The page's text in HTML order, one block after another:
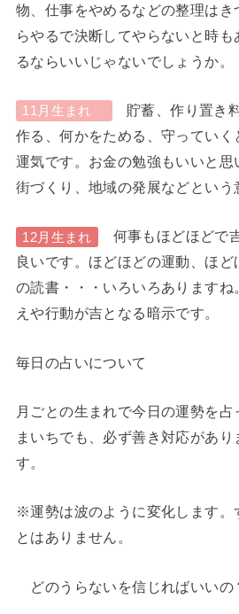
物、仕事をやめるなどの整理は
らやるで決断してやらないと時
るならいいじゃないでしょうか。
11月生まれ
貯蓄、作り置き
作る、何かをためる、守ってい
運気です。お金の勉強もいいと
街づくり、地域の発展などという
12月生まれ
何事もほどほどで
良いです。ほどほどの運動、ほ
の読書・・・いろいろあります
えや行動が吉となる暗示です。
毎日の占いについて
月ごとの生まれで今日の運勢を
まいちでも、必ず善き対応があ
す。
※運勢は波のように変化します。
とはありません。
どのうらないを信じればいいの